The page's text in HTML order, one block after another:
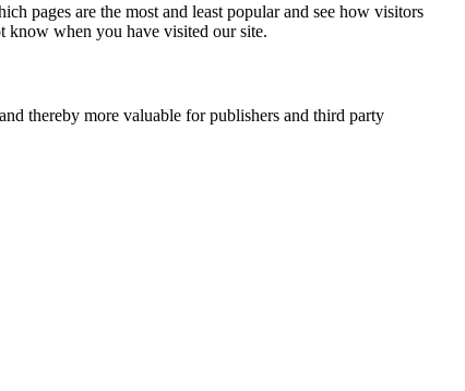
pages are the most and least popular and see how visitors
know when you have visited our site.
thereby more valuable for publishers and third party